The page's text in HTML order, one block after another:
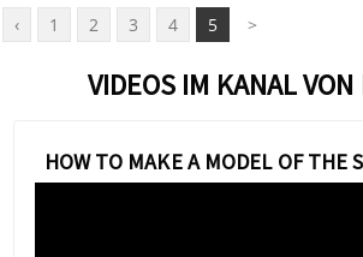
‹ 1 2 3 4 5 >
VIDEOS IM KANAL VON
HOW TO MAKE A MODEL OF THE